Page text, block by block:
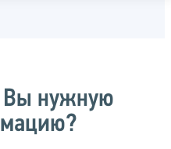
нужную